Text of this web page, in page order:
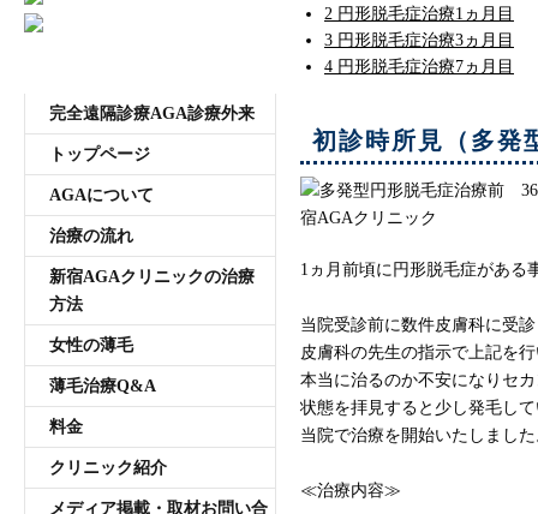
2 円形脱毛症治療1ヵ月目
3 円形脱毛症治療3ヵ月目
4 円形脱毛症治療7ヵ月目
初診時所見（多発
1ヵ月前頃に円形脱毛症がある
当院受診前に数件皮膚科に受
皮膚科の先生の指示で上記を
本当に治るのか不安になりセ
状態を拝見すると少し発毛し
当院で治療を開始いたしまし
≪治療内容≫
完全遠隔診療AGA診療外来
トップページ
AGAについて
治療の流れ
新宿AGAクリニックの治療
方法
女性の薄毛
薄毛治療Q&A
料金
クリニック紹介
メディア掲載・取材お問い合